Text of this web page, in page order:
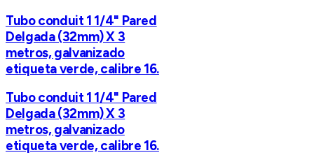
Tubo conduit 1 1/4" Pared
Delgada (32mm) X 3
metros, galvanizado
etiqueta verde, calibre 16.
Tubo conduit 1 1/4" Pared
Delgada (32mm) X 3
metros, galvanizado
etiqueta verde, calibre 16.